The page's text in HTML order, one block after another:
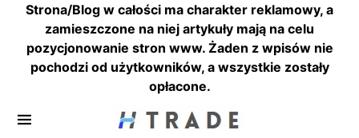
Strona/Blog w całości ma charakter reklamowy, a
zamieszczone na niej artykuły mają na celu
pozycjonowanie stron www. Żaden z wpisów nie
pochodzi od użytkowników, a wszystkie zostały
opłacone.